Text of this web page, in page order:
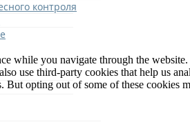
контроля
while you navigate through the
use third-party cookies that help us
But opting out of some of these cookies